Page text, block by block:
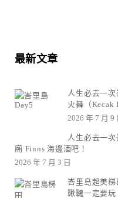
最新文章
人生必去一
火舞（Kecak
2026 年 7 月 9
人生必去一
廟 Finns 海邊酒吧！
2026 年 7 月 3 日
峇里島超美
鞦韆一定要玩